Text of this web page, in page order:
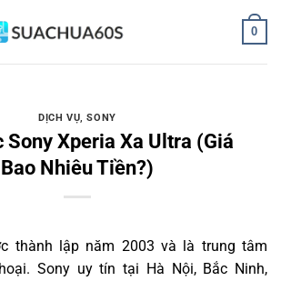
0
DỊCH VỤ,SONY
Sony Xperia Xa Ultra (Giá
Bao Nhiêu Tiền?)
thành lập năm 2003 và là trung tâm
Sony uy tín tại Hà Nội, Bắc Ninh,